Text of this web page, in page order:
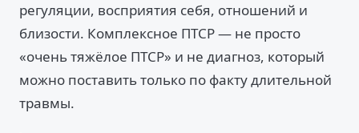
регуляции, восприятия себя, отношений и
близости. Комплексное ПТСР — не просто
«очень тяжёлое ПТСР» и не диагноз, который
можно поставить только по факту длительной
травмы.